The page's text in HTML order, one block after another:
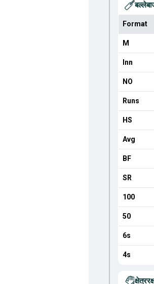
Format
M
Inn
NO
Runs
HS
Avg
BF
SR
100
50
6s
4s